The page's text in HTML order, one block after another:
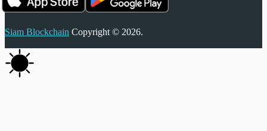
Siam Blockchain Copyright © 2026.